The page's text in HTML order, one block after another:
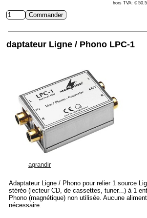
hors TVA: €
daptateur Ligne / Phono LPC-1
agrandir
Adaptateur Ligne / Phono pour relier 1 source
stéréo (lecteur CD, de cassettes, tuner...) à 1
Phono (magnétique) non utilisée. Aucune
nécessaire.